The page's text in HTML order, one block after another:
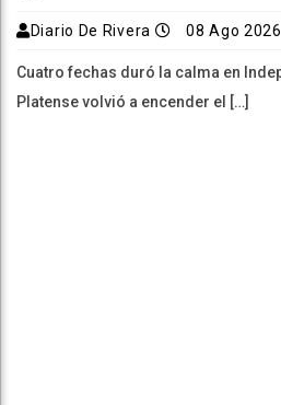
Diario De Rivera 08 Ago 2026
Cuatro fechas duró la calma en
Platense volvió a encender el […]